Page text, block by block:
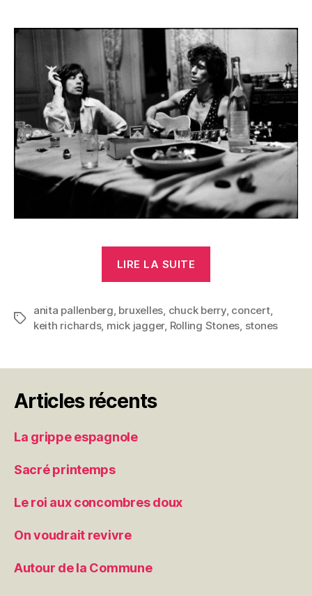
LIRE LA SUITE
Affair,
1973. »
Étiquettes
anita pallenberg, bruxelles, chuck berry, concert,
keith richards, mick jagger, Rolling Stones, stones
Articles récents
La grippe espagnole
Sacré printemps
Le roi aux concombres doux
On voudrait revivre
Autour de la Commune